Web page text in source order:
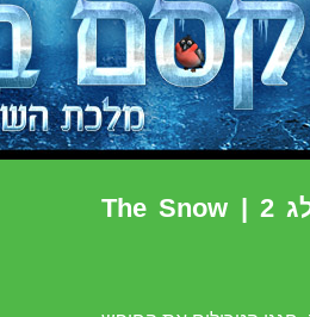
הקסם במראה : מלכת השלג 2 | The Snow